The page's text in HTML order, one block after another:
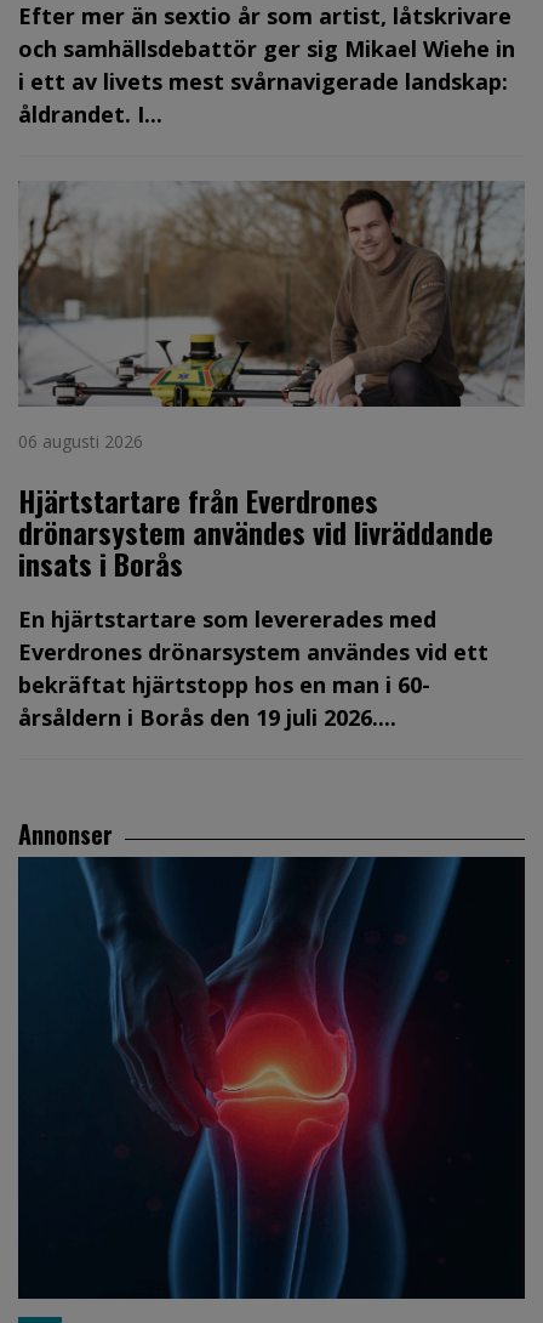
Efter mer än sextio år som artist, låtskrivare
och samhällsdebattör ger sig Mikael Wiehe in
i ett av livets mest svårnavigerade landskap:
åldrandet. I...
06 augusti 2026
Hjärtstartare från Everdrones
drönarsystem användes vid livräddande
insats i Borås
En hjärtstartare som levererades med
Everdrones drönarsystem användes vid ett
bekräftat hjärtstopp hos en man i 60-
årsåldern i Borås den 19 juli 2026....
Annonser